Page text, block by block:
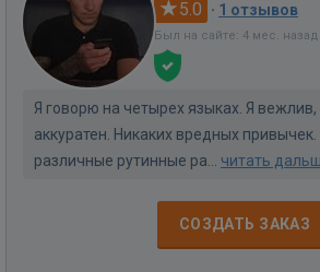
5.0 · 1 отзывов
Был на сайте: 4 мес. назад
Я говорю на четырех языках. Я вежлив,
аккуратен. Никаких вредных
различные рутинные ра... читать
СОЗДАТЬ ЗАКАЗ